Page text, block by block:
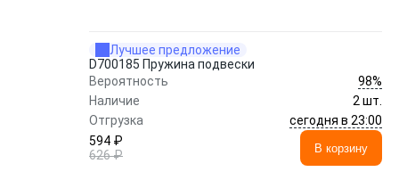
Лучшее предложение
D700185 Пружина подвески
Вероятность
98%
Наличие
2 шт.
Отгрузка
сегодня в 23:00
594 ₽
626 ₽
В корзину